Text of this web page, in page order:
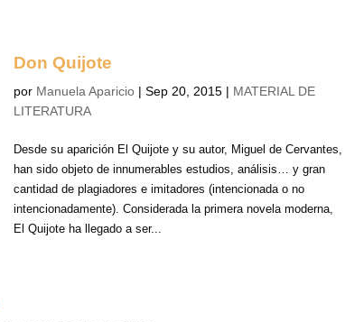
Don Quijote
por Manuela Aparicio |Sep 20, 2015 | MATERIAL DE
LITERATURA
Desde su aparición El Quijote y su autor, Miguel de Cervantes,
han sido objeto de innumerables estudios, análisis… y gran
cantidad de plagiadores e imitadores (intencionada o no
intencionadamente). Considerada la primera novela moderna,
El Quijote ha llegado a ser...